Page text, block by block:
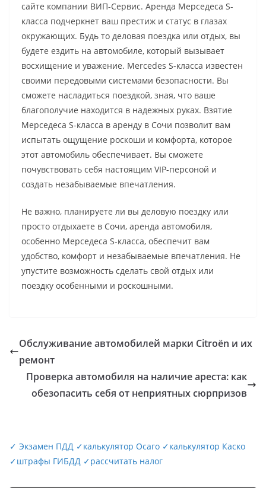
сайте компании ВИП-Сервис. Аренда Мерседеса S-
класса подчеркнет ваш престиж и статус в глазах
окружающих. Будь то деловая поездка или отдых, вы
будете ездить на автомобиле, который вызывает
восхищение и уважение. Mercedes S-класса известен
своими передовыми системами безопасности. Вы
сможете насладиться поездкой, зная, что ваше
благополучие находится в надежных руках. Взятие
Мерседеса S-класса в аренду в Сочи позволит вам
испытать ощущение роскоши и комфорта, которое
этот автомобиль обеспечивает. Вы сможете
почувствовать себя настоящим VIP-персоной и
создать незабываемые впечатления.
Не важно, планируете ли вы деловую поездку или
просто отдыхаете в Сочи, аренда автомобиля,
особенно Мерседеса S-класса, обеспечит вам
удобство, комфорт и незабываемые впечатления. Не
упустите возможность сделать свой отдых или
поездку особенными и роскошными.
Обслуживание автомобилей марки Citroën и их
ремонт
Проверка автомобиля на наличие ареста: как
обезопасить себя от неприятных сюрпризов
✓ Экзамен ПДД ✓калькулятор Осаго ✓калькулятор Каско
✓штрафы ГИБДД ✓рассчитать налог